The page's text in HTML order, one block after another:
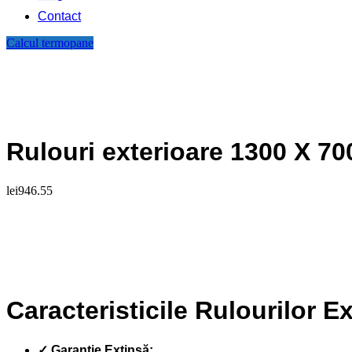
Contact
Calcul termopane
Rulouri exterioare 1300 X
lei946.55
Caracteristicile Rulourilor